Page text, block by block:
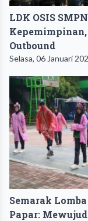
LDK OSIS
Outbound
Selasa, 06 Januari
Semarak
Papar: